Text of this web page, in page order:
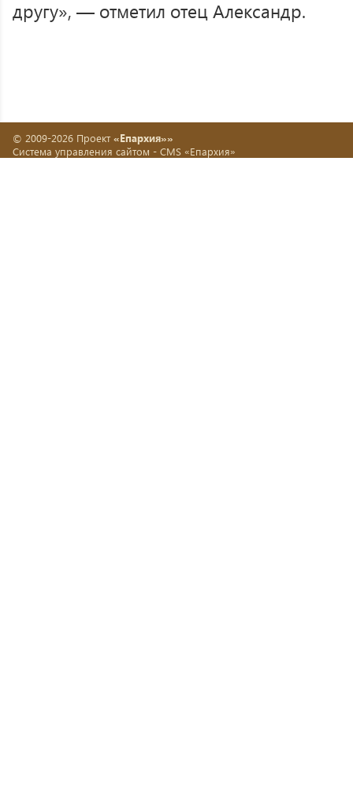
другу», — отметил отец Александр.
© 2009-2026 Проект «Епархия»»
Система управления сайтом - CMS «Епархия»